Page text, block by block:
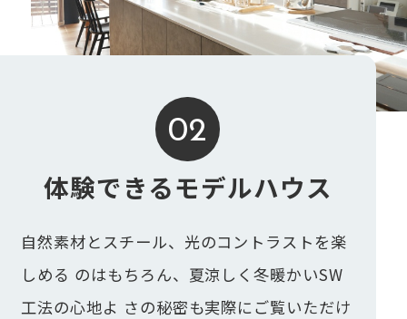
02
体験できるモデルハウス
自然素材とスチール、光のコントラストを楽
しめる のはもちろん、夏涼しく冬暖かいSW
工法の心地よ さの秘密も実際にご覧いただけ